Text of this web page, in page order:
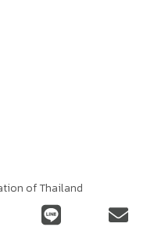
of Thailand
Privacy Policy